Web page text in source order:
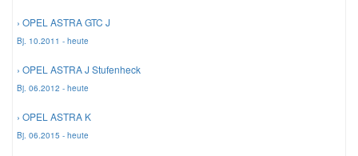
› OPEL ASTRA GTC J
Bj. 10.2011 - heute
› OPEL ASTRA J Stufenheck
Bj. 06.2012 - heute
› OPEL ASTRA K
Bj. 06.2015 - heute
Porsche Ersatzteile
Seat Ersatzteile
Skoda Ersatzteile